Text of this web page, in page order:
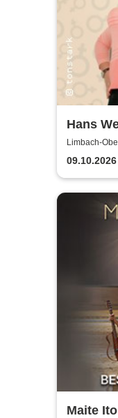
Hans
Frau
Limbach-
09.10.2026
Maite